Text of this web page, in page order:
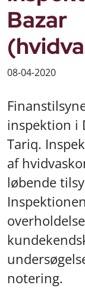
Bazar
08-04-2020
inspektion i
Tariq.
af
løbende
notering.